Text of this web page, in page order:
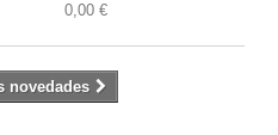
0,00 €
novedades